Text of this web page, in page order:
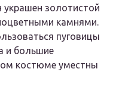
золотистой
камнями.
пуговицы
и большие
костюме уместны